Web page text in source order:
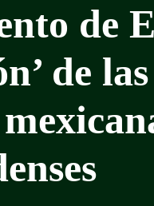
de
de